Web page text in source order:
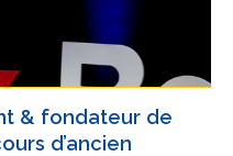
& fondateur de
d’ancien